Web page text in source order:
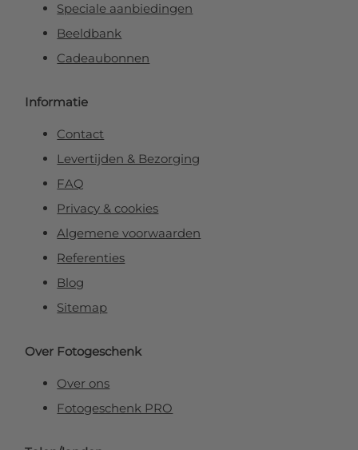
Speciale aanbiedingen
Beeldbank
Cadeaubonnen
Informatie
Contact
Levertijden & Bezorging
FAQ
Privacy & cookies
Algemene voorwaarden
Referenties
Blog
Sitemap
Over Fotogeschenk
Over ons
Fotogeschenk PRO